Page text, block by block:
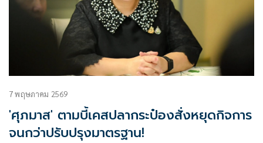
7 พฤษภาคม 2569
'ศุภมาส' ตามบี้เคสปลากระป๋องสั่งหยุดกิจการ
จนกว่าปรับปรุงมาตรฐาน!